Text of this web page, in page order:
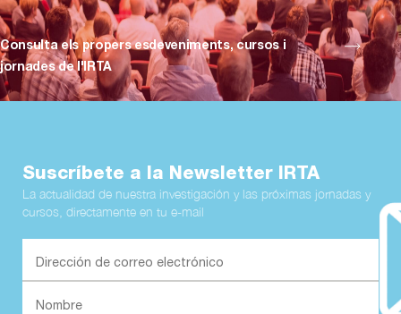
Consulta els propers esdeveniments, cursos i
jornades de l'IRTA
Suscríbete a la Newsletter IRTA
La actualidad de nuestra investigación y las próximas jornadas y
cursos, directamente en tu e-mail